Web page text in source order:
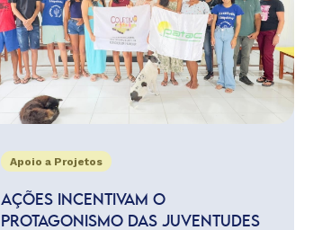
Apoio a Projetos
AÇÕES INCENTIVAM O
PROTAGONISMO DAS JUVENTUDES